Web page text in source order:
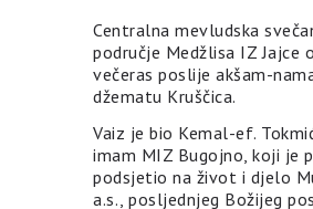
Centralna mevludska
područje Medžlisa IZ Jajce
večeras poslije akšam-
džematu Kruščica.
Vaiz je bio Kemal-ef.
imam MIZ Bugojno, koji je
podsjetio na život i djelo
a.s., posljednjeg Božijeg